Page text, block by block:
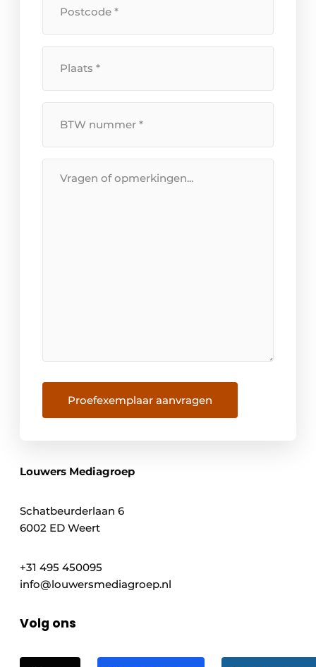
Nummer*
Proefexemplaar aanvragen
Louwers Mediagroep
Schatbeurderlaan 6
6002 ED Weert
+31 495 450095
info@louwersmediagroep.nl
Volg ons